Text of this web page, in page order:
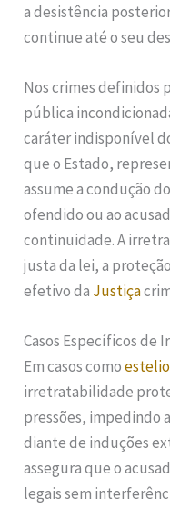
a desistência
continue até o seu
Nos crimes definidos
pública
caráter indisponível
que o Estado,
assume a condução
ofendido ou ao
continuidade. A
justa da lei, a
efetivo da Justiça
Casos Específicos de
Em casos como
irretratabilidade
pressões, impedindo
diante de induções
assegura que o
legais sem